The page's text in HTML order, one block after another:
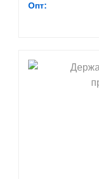
Опт: